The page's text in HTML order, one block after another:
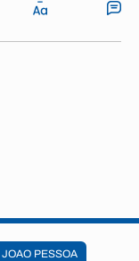
JOAO PESSOA